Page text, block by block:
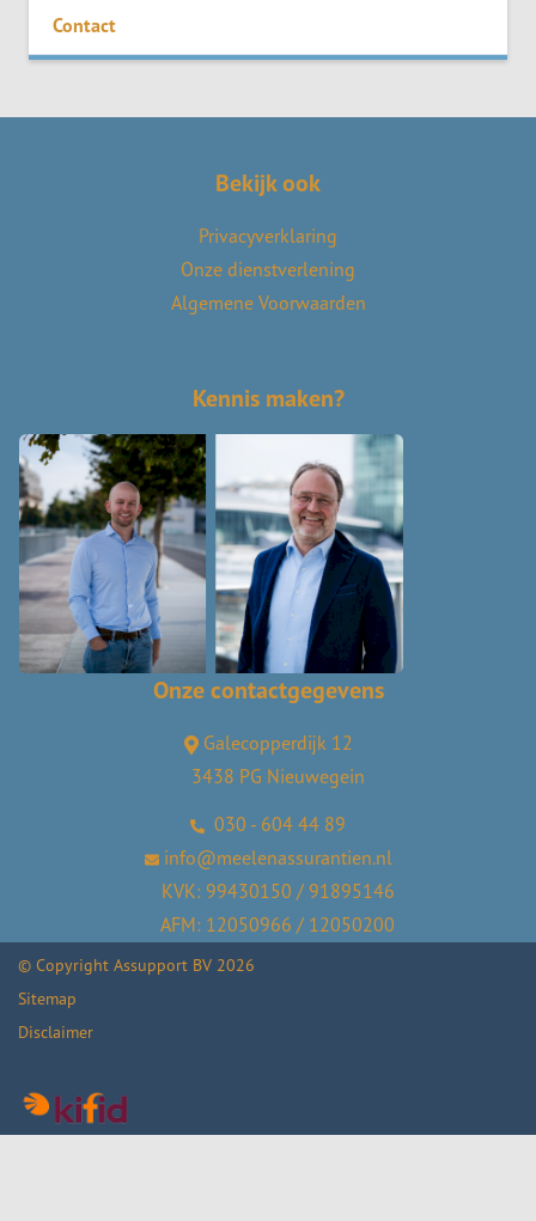
Contact
Bekijk ook
Privacyverklaring
Onze dienstverlening
Algemene Voorwaarden
Kennis maken?
Onze contactgegevens
Galecopperdijk 12
3438 PG Nieuwegein
030 - 604 44 89
info@meelenassurantien.nl
KVK: 99430150 / 91895146
AFM: 12050966 / 12050200
© Copyright Assupport BV 2026
Sitemap
Disclaimer